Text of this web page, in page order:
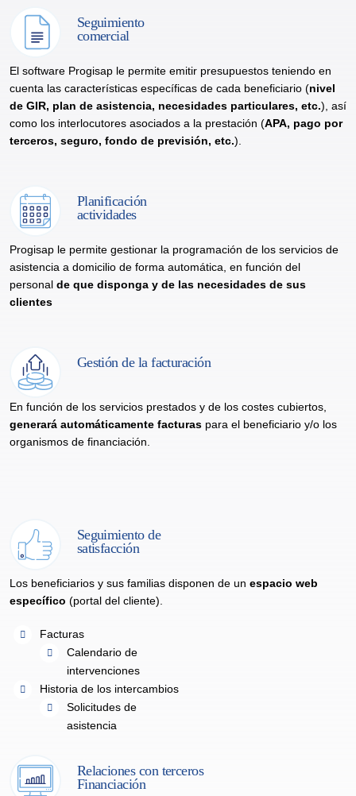
Seguimiento
comercial
El software Progisap le permite emitir presupuestos teniendo en
cuenta las características específicas de cada beneficiario (nivel
de GIR, plan de asistencia, necesidades particulares, etc.), así
como los interlocutores asociados a la prestación (APA, pago por
terceros, seguro, fondo de previsión, etc.).
Planificación
actividades
Progisap le permite gestionar la programación de los servicios de
asistencia a domicilio de forma automática, en función del
personal de que disponga y de las necesidades de sus
clientes
Gestión de la facturación
En función de los servicios prestados y de los costes cubiertos,
generará automáticamente facturaspara el beneficiario y/o los
organismos de financiación.
Seguimiento de
satisfacción
Los beneficiarios y sus familias disponen de un espacio web
específico (portal del cliente).
Facturas
Calendario de
intervenciones
Historia de los intercambios
Solicitudes de
asistencia
Relaciones con terceros
Financiación